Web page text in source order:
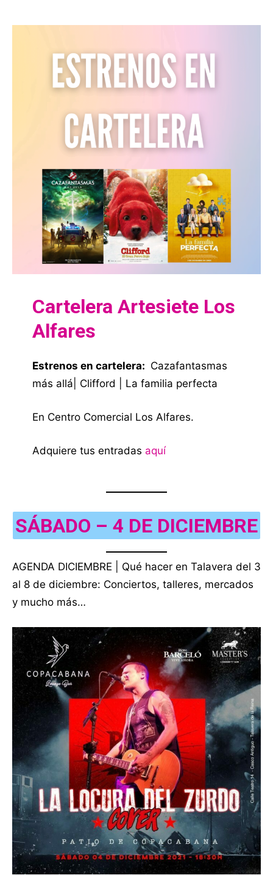
Cartelera Artesiete Los
Alfares
Estrenos en cartelera: Cazafantasmas
más allá| Clifford | La familia perfecta
En Centro Comercial Los Alfares.
Adquiere tus entradas aquí
SÁBADO – 4 DE DICIEMBRE
AGENDA DICIEMBRE | Qué hacer en Talavera del 3
al 8 de diciembre: Conciertos, talleres, mercados
y mucho más…